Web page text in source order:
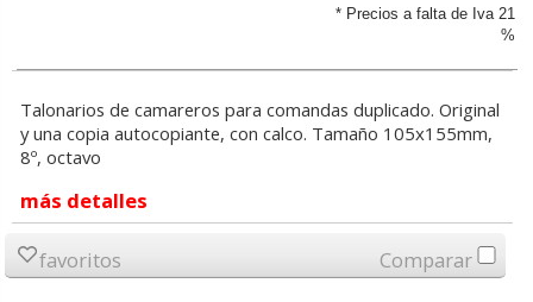
* Precios a falta de Iva 21
%
Talonarios de camareros para comandas duplicado. Original
y una copia autocopiante, con calco. Tamaño 105x155mm,
8º, octavo
más detalles
favoritos Comparar